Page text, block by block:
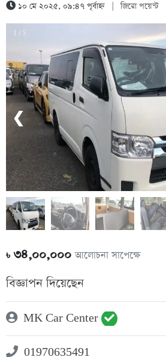
১০ মে ২০২৫, ০৯:৪৭ পূর্বাহ্ন জিরো পয়েন্ট
1 / 5
❮
৳৩৪,০০,০০০আলোচনা সাপেক্ষে
বিজ্ঞাপন দিয়েছেন
MK Car Center
01970635491